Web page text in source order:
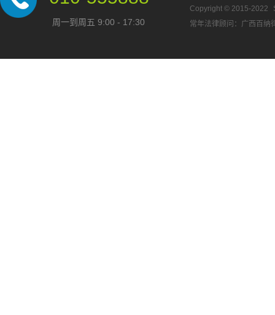
周一到周五 9:00 - 17:30
Copyright © 2015-2022
常年法律顾问：广西百纳